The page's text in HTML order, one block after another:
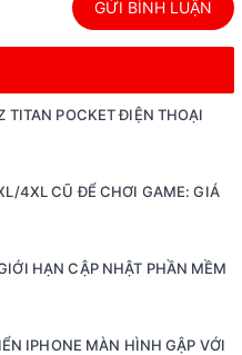
GỬI BÌNH LUẬN
TITAN POCKET ĐIỆN THOẠI
4XL CŨ ĐỂ CHƠI GAME: GIÁ
HẠN CẬP NHẬT PHẦN MỀM
IPHONE MÀN HÌNH GẬP VỚI